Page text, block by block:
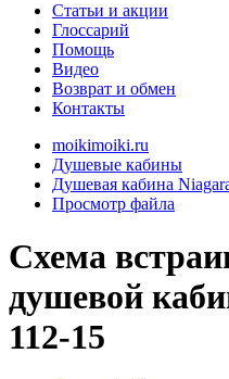
Статьи и акции
Глоссарий
Помощь
Видео
Возврат и обмен
Контакты
moikimoiki.ru
Душевые кабины
Душевая кабина
Просмотр файла
Схема
душевой
112-15